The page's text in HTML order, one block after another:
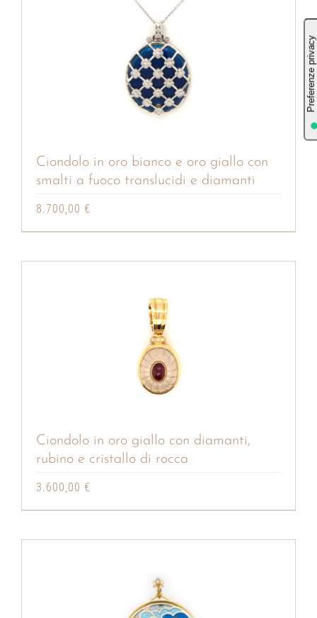
Ciondolo in oro bianco e oro giallo con
smalti a fuoco translucidi e diamanti
8.700,00 €
Ciondolo in oro giallo con diamanti,
rubino e cristallo di rocca
3.600,00 €